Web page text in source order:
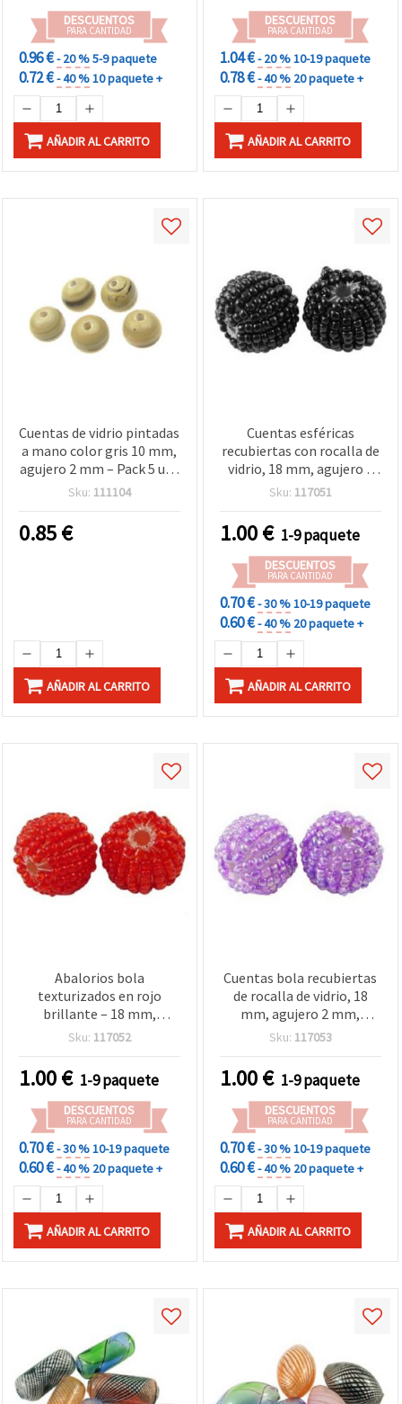
DESCUENTOS
PARA CANTIDAD
0.96 €- 20 %5-9 paquete
0.72 €- 40 %10 paquete +
AÑADIR AL CARRITO
DESCUENTOS
PARA CANTIDAD
1.04 €- 20 %10-19 paquete
0.78 €- 40 % 20 paquete +
AÑADIR AL CARRITO
Cuentas de vidrio pintadas
a mano color gris 10 mm,
agujero 2 mm – Pack 5 uds
para bisutería y
Sku: 111104
0.85€
AÑADIR AL CARRITO
Cuentas esféricas
recubiertas con rocalla de
vidrio, 18 mm, agujero 2
mm, negro, pack de 5 uds.
Sku: 117051
1.00€ 1-9 paquete
DESCUENTOS
PARA CANTIDAD
0.70 €- 30 %10-19 paquete
0.60 €- 40 % 20 paquete +
AÑADIR AL CARRITO
Abalorios bola
texturizados en rojo
brillante – 18 mm,
recubiertos de rocalla de
pack de 5 uds.
Sku: 117052
1.00€ 1-9 paquete
DESCUENTOS
PARA CANTIDAD
0.70 €- 30 %10-19 paquete
0.60 €- 40 % 20 paquete +
AÑADIR AL CARRITO
Cuentas bola recubiertas
de rocalla de vidrio, 18
mm, agujero 2 mm,
morado, 5 piezas
Sku: 117053
1.00€ 1-9 paquete
DESCUENTOS
PARA CANTIDAD
0.70 €- 30 %10-19 paquete
0.60 €- 40 % 20 paquete +
AÑADIR AL CARRITO